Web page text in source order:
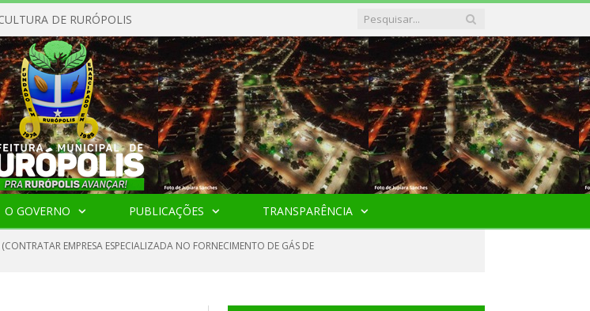
DE RURÓPOLIS
O GOVERNO PUBLICAÇÕES TRANSPARÊNCIA
EMPRESA ESPECIALIZADA NO FORNECIMENTO DE GÁS DE